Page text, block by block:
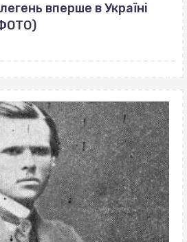
вперше в Україні